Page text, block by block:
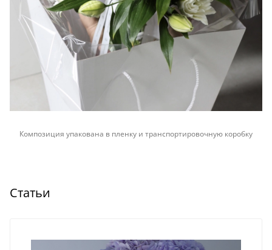
Композиция упакована в пленку и транспортировочную коробку
Статьи